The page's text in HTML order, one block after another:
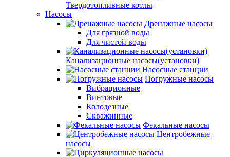
Твердотопливные котлы
Насосы
Дренажные насосы
Для грязной воды
Для чистой воды
Канализационные насосы(установки)
Насосные станции
Погружные насосы
Вибрационные
Винтовые
Колодезные
Скважинные
Фекальные насосы
Центробежные
насосы